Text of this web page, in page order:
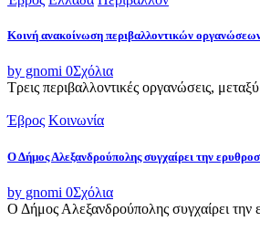
Κοινή ανακοίνωση περιβαλλοντικών
by gnomi 0Σχόλια
Τρεις περιβαλλοντικές οργανώσεις,
Έβρος Κοινωνία
Ο Δήμος Αλεξανδρούπολης συγχαίρει την
by gnomi 0Σχόλια
Ο Δήμος Αλεξανδρούπολης συγχαίρει